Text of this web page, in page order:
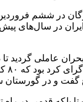
در ششم فروردین
روز